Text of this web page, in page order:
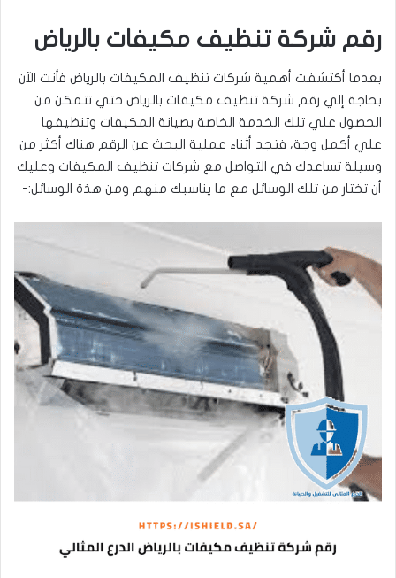
رقم شركة تنظيف مكيفات بالرياض
بعدما أكتشفت أهمية شركات تنظيف المكيفات بالرياض فأنت الآن
بحاجة إلي رقم شركة تنظيف مكيفات بالرياض حتي تتمكن من
الحصول علي تلك الخدمة الخاصة بصيانة المكيفات وتنظيفها
علي أكمل وجة، فتجد أثناء عملية البحث عن الرقم هناك أكثر من
وسيلة تساعدك في التواصل مع شركات تنظيف المكيفات وعليك
أن تختار من تلك الوسائل مع ما يناسبك منهم ومن هذة الوسائل:-